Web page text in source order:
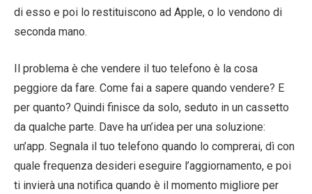
di esso e poi lo restituiscono ad Apple, o lo vendono di
seconda mano.
Il problema è che vendere il tuo telefono è la cosa
peggiore da fare. Come fai a sapere quando vendere? E
per quanto? Quindi finisce da solo, seduto in un cassetto
da qualche parte. Dave ha un’idea per una soluzione:
un’app. Segnala il tuo telefono quando lo comprerai, dì con
quale frequenza desideri eseguire l’aggiornamento, e poi
ti invierà una notifica quando è il momento migliore per